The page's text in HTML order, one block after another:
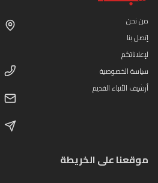
من نحن
إتصل بنا
لإعلاناتكم
سياسة الخصوصية
أرشيف الأنباء القديم
موقعنا على الخريطة